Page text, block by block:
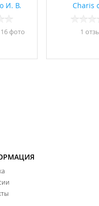
И. В.
16 фото
Charis
1